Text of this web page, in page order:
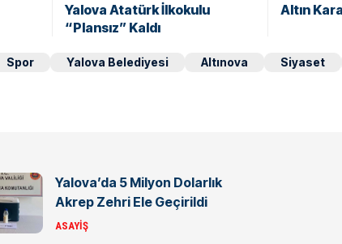
Yalova Atatürk İlkokulu
“Plansız” Kaldı
Altın
Spor Yalova Belediyesi Altınova
Siyaset
Yalova’da 5 Milyon Dolarlık
Akrep Zehri Ele Geçirildi
ASAYIŞ